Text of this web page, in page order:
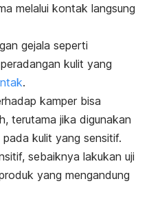
melalui kontak langsung
gejala seperti
kulit yang
.
kamper bisa
terutama jika digunakan
kulit yang sensitif.
sebaiknya lakukan uji
yang mengandung